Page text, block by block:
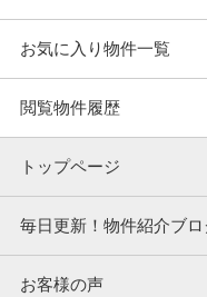
お気に入り物件一覧
閲覧物件履歴
トップページ
毎日更新！物件紹介ブロ
お客様の声